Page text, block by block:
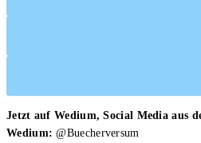
Jetzt auf Wedium, Social Media aus
Wedium: @Buecherversum